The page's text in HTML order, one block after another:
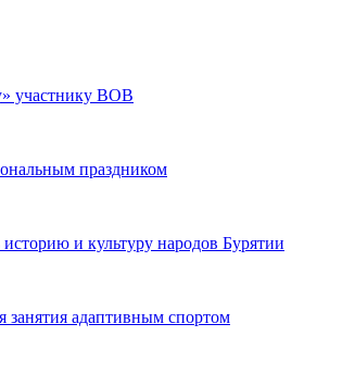
участнику ВОВ
праздником
и культуру народов Бурятии
занятия адаптивным спортом